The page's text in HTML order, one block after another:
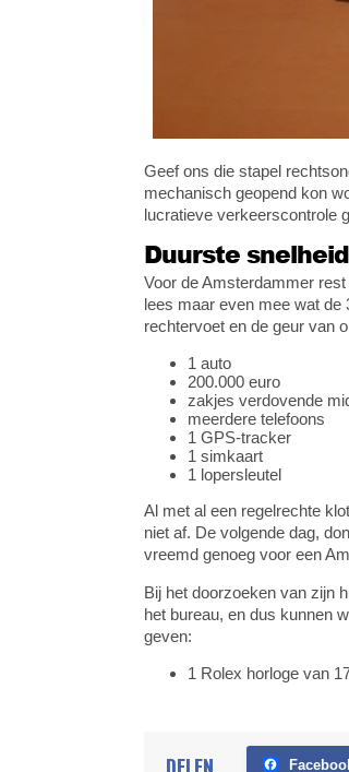
Geef ons die stapel
mechanisch geopend kon
lucratieve verkeerscontrole
Duurste
Voor de Amsterdammer
lees maar even mee wat de
rechtervoet en de geur van
1 auto
200.000 euro
zakjes verdovende
meerdere telefoons
1 GPS-tracker
1 simkaart
1 lopersleutel
Al met al een regelrechte
niet af. De volgende dag,
vreemd genoeg voor een
Bij het doorzoeken van zijn
het bureau, en dus kunnen
geven:
1 Rolex horloge van